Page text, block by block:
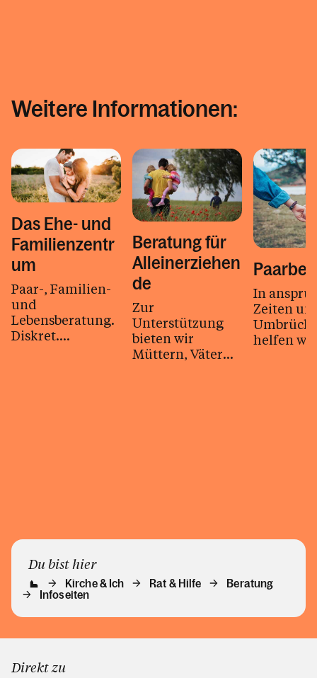
Weitere Informationen:
Das Ehe- und
Familienzentr
um
Paar-, Familien-
und
Lebensberatung.
Diskret.
Beratung für
Alleinerziehen
de
Zur
Unterstützung
bieten wir
Müttern, Vätern
In
Zeiten
helfen
Du bist hier
Kirche & Ich Rat & Hilfe
Beratung
Infoseiten
Direkt zu